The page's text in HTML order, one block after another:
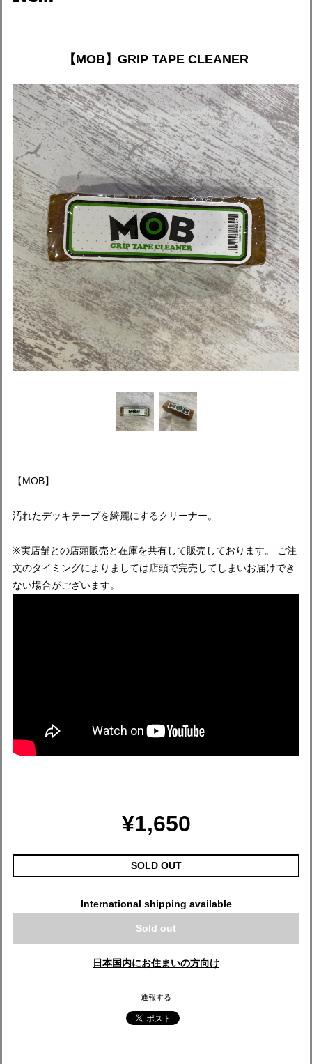
【MOB】GRIP TAPE CLEANER
【MOB】
汚れたデッキテープを綺麗にするクリーナー。
※実店舗との店頭販売と在庫を共有して販売しております。 ご注
文のタイミングによりましては店頭で完売してしまいお届けでき
ない場合がございます。
¥1,650
SOLD OUT
International shipping available
Sold out
日本国内にお住まいの方向け
通報する